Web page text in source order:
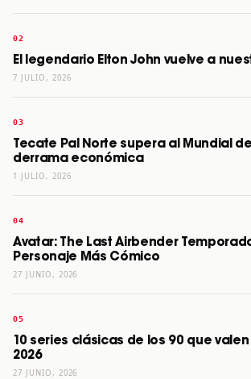
El legendario Elton John vuelve a
7 JULIO, 2026
Tecate Pal Norte supera al Mundial
derrama económica
1 JULIO, 2026
Avatar: The Last Airbender
Personaje Más Cómico
27 JUNIO, 2026
10 series clásicas de los 90 que
2026
27 JUNIO, 2026